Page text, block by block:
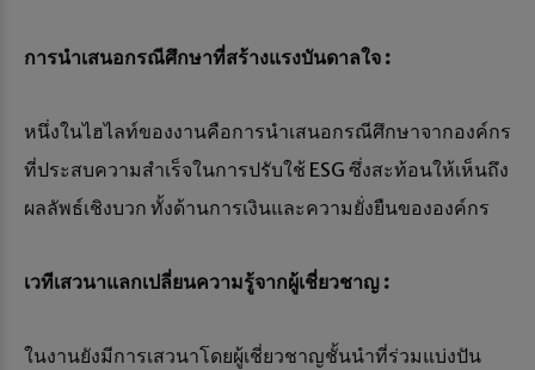
การนำเสนอกรณีศึกษาที่สร้างแรงบันดาลใจ :
หนึ่งในไฮไลท์ของงานคือการนำเสนอกรณีศึกษาจากองค์กร
ที่ประสบความสำเร็จในการปรับใช้ ESG ซึ่งสะท้อนให้เห็นถึง
ผลลัพธ์เชิงบวก ทั้งด้านการเงินและความยั่งยืนขององค์กร
เวทีเสวนาแลกเปลี่ยนความรู้จากผู้เชี่ยวชาญ :
ในงานยังมีการเสวนาโดยผู้เชี่ยวชาญชั้นนำที่ร่วมแบ่งปัน